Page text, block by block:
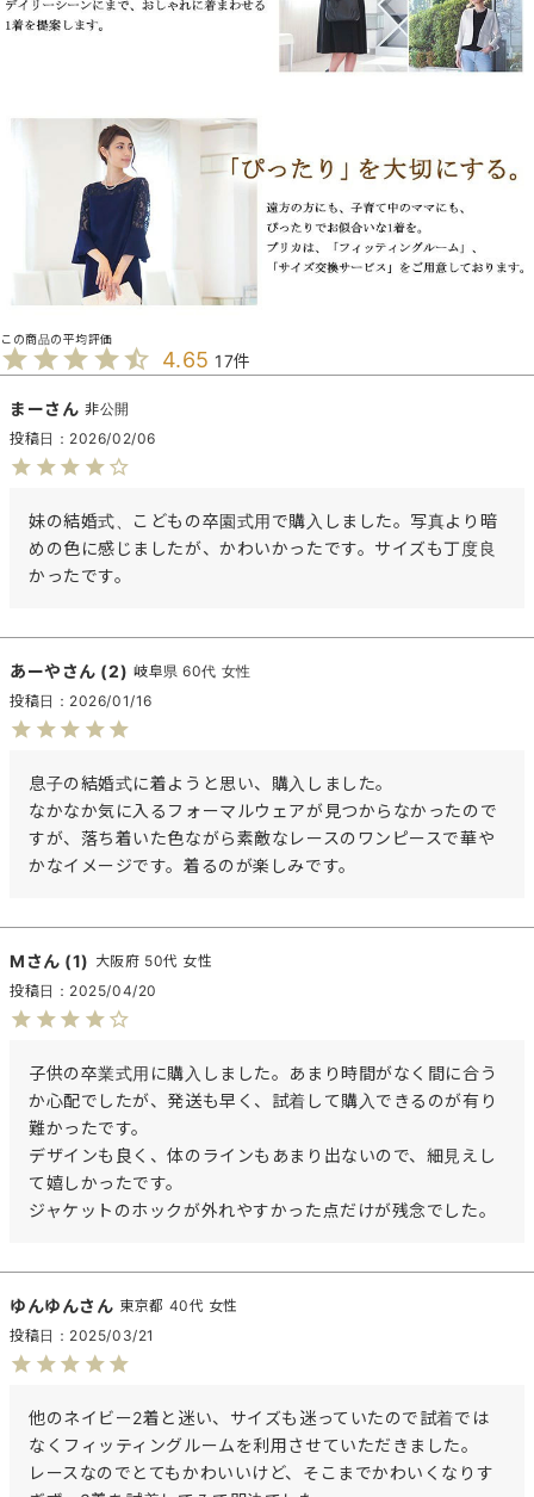
4.65 17
まー
非公開
投稿日
2026/02/06
妹の結婚式、こどもの卒園式用で購入しました。写真より暗
めの色に感じましたが、かわいかったです。サイズも丁度良
かったです。
あーや 2 岐阜県 60代 女性
投稿日
2026/01/16
息子の結婚式に着ようと思い、購入しました。
なかなか気に入るフォーマルウェアが見つからなかったので
すが、落ち着いた色ながら素敵なレースのワンピースで華や
かなイメージです。着るのが楽しみです。
M 1 大阪府 50代 女性
投稿日
2025/04/20
子供の卒業式用に購入しました。あまり時間がなく間に合う
か心配でしたが、発送も早く、試着して購入できるのが有り
難かったです。
デザインも良く、体のラインもあまり出ないので、細見えし
て嬉しかったです。
ジャケットのホックが外れやすかった点だけが残念でした。
ゆんゆん 東京都 40代 女性
投稿日
2025/03/21
他のネイビー2着と迷い、サイズも迷っていたので試着では
なくフィッティングルームを利用させていただきました。
レースなのでとてもかわいいけど、そこまでかわいくなりす